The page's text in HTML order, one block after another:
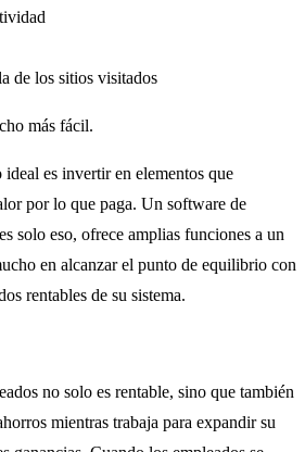
de los sitios visitados
más fácil.
es invertir en elementos que
por lo que paga. Un software de
solo eso, ofrece amplias funciones a un
en alcanzar el punto de equilibrio con
rentables de su sistema.
no solo es rentable, sino que también
mientras trabaja para expandir su